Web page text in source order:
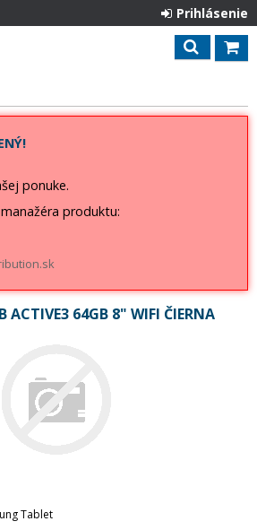
Prihlásenie
ponuke.
produktu:
ACTIVE3 64GB 8" WIFI ČIERNA
Tablet